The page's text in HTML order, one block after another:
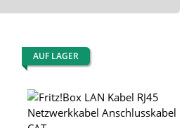
AUF LAGER